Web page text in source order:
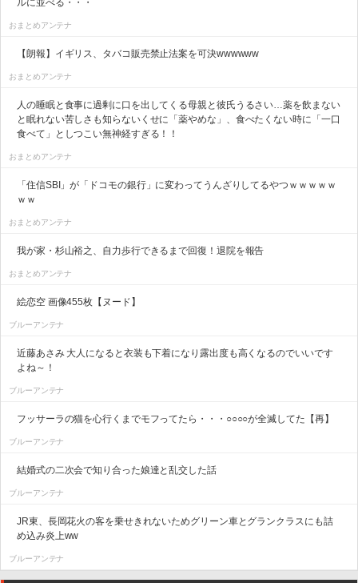
ルに並べる・・・
おまとめアンテナ
【朗報】イギリス、タバコ販売禁止法案を可決wwwwww
おまとめアンテナ
人の睡眠と食事に過剰に口を出してくる母親と彼氏うるさい…薬を飲まない
と眠れない苦しさも知らないくせに「薬やめな」、食べたくない時に「一口
食べて」としつこい無神経すぎる！！
おまとめアンテナ
「住信SBI」が「ドコモの銀行」に変わってうんざりしてるやつｗｗｗｗｗ
ｗｗ
おまとめアンテナ
我が家・杉山裕之、自力歩行できるまで回復！退院を報告
おまとめアンテナ
絵恋空 画像455枚【ヌード】
ブルーアンテナ
近藤あさみ 大人になると衣装も下着になり露出度も高くなるのでいいです
よね～！
ブルーアンテナ
フッサーラの猫を心行くまでモフってたら・・・○○○○が全滅してた【再】
ブルーアンテナ
結婚式の二次会で知り合った娘達と乱交した話
ブルーアンテナ
JR東、長岡花火の客を乗せきれないためグリーン車とグランクラスにも詰
め込み炎上ww
ブルーアンテナ